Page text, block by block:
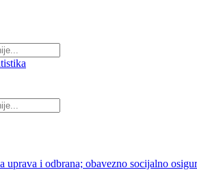
uprava i odbrana; obavezno socijalno